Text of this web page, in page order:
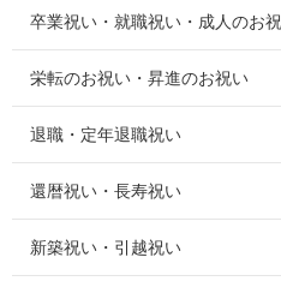
卒業祝い・就職祝い・成人のお
栄転のお祝い・昇進のお祝い
退職・定年退職祝い
還暦祝い・長寿祝い
新築祝い・引越祝い